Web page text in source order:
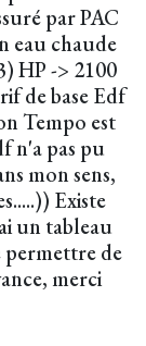
par PAC
eau chaude
HP -> 2100
de base Edf
Tempo est
n'a pas pu
mon sens,
Existe
un tableau
de
merci